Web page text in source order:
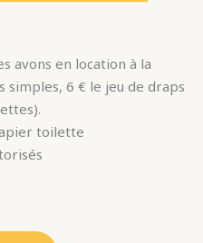
avons en location à la
simples, 6 € le jeu de draps
toilette